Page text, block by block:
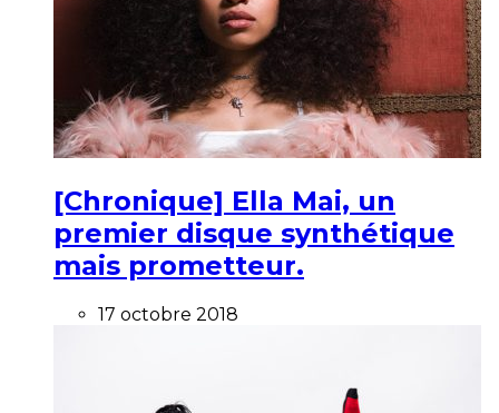
[Chronique] Ella Mai, un
premier disque synthétique
mais prometteur.
17 octobre 2018